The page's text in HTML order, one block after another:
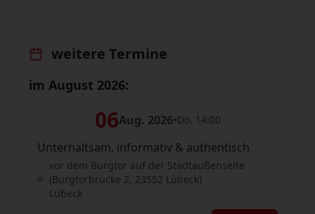
weitere Termine
im August 2026:
06Aug. 2026•Do. 14:00
Unterhaltsam, informativ & authentisch
vor dem Burgtor auf der Stadtaußenseite
(Burgtorbrücke 2, 23552 Lübeck)
Lübeck